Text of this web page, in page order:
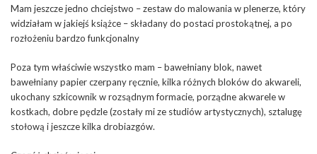
Mam jeszcze jedno chciejstwo – zestaw do malowania w plenerze, który
widziałam w jakiejś książce – składany do postaci prostokątnej, a po
rozłożeniu bardzo funkcjonalny
Poza tym właściwie wszystko mam – bawełniany blok, nawet
bawełniany papier czerpany ręcznie, kilka różnych bloków do akwareli,
ukochany szkicownik w rozsądnym formacie, porządne akwarele w
kostkach, dobre pędzle (zostały mi ze studiów artystycznych), sztalugę
stołową i jeszcze kilka drobiazgów.